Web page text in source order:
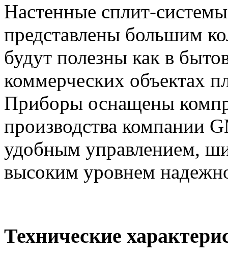
Настенные сплит-
представлены большим
будут полезны как в
коммерческих объектах
Приборы оснащены
производства компании
удобным управлением,
высоким уровнем
Технические